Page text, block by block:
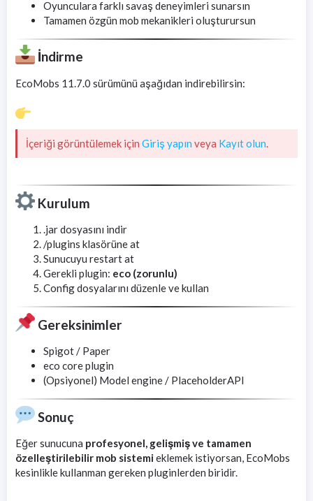
Oyunculara farklı savaş deneyimleri sunarsın
Tamamen özgün mob mekanikleri oluşturursun
İndirme
EcoMobs 11.7.0 sürümünü aşağıdan indirebilirsin:
İçeriği görüntülemek için Giriş yapınveya Kayıt olun
Kurulum
.jar dosyasını indir
/plugins klasörüne at
Sunucuyu restart at
Gerekli plugin: eco (zorunlu)
Config dosyalarını düzenle ve kullan
Gereksinimler
Spigot / Paper
eco core plugin
(Opsiyonel) Model engine / PlaceholderAPI
Sonuç
Eğer sunucuna profesyonel, gelişmiş ve tamamen
özelleştirilebilir mob sistemieklemek istiyorsan, EcoMobs
kesinlikle kullanman gereken pluginlerden biridir.